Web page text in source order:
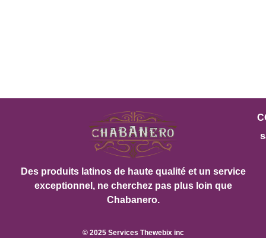
Des produits latinos de haute qualité et un service
exceptionnel, ne cherchez pas plus loin que
Chabanero.
© 2025 Services Thewebix inc